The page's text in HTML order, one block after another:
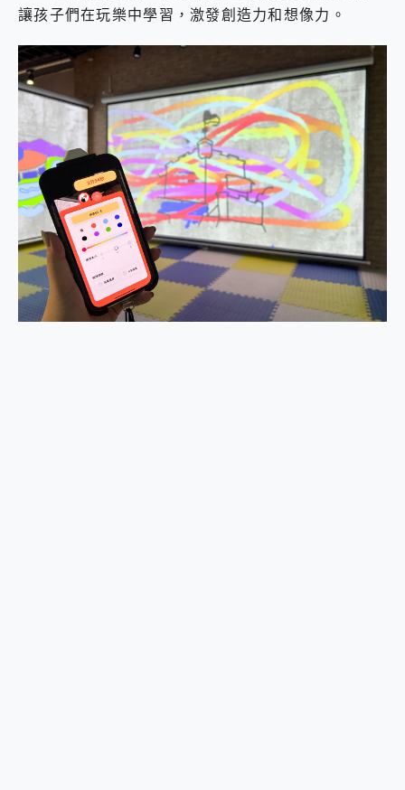
EaseUS Vocal Remover 免費線上去聲器一鍵去除人聲 人聲 音樂分離 2024 消除人聲推薦
Locawhere AnyTo 寶可夢飛人 AnyTo 不出門也可以飛遍全世界
97.3% 恢復率，資料救援就是這麼簡單 EaseUS Data Recovery Wizard Free 18.0.0 業界最好的資料救援軟體
磁碟系統大風吹 有了 磁碟管理程式 EaseUS Partition Master 就是這麼簡單
全新 SONY Xperia 1 VI 開箱! 相機實測! 長焦覆蓋更遠更清晰、2日長續航、頂尖影音娛樂效能~
Xiaomi 14 Ultra 開箱 評測~ 有深度的 Leica 影像旗艦手機! 加碼小旗艦 Xiaomi 14 開箱 評測
vivo TWS 3e 真無線藍牙耳機智慧降噪升級、音質明亮溫潤，並支援雙設備連接~
MSI Claw 掌機專屬配件包 來囉 完美保護 MSI Claw A1M-026TW 電競掌機
人像旗艦 vivo V30 系列 開箱 評測! 首搭蔡司光學鏡頭、攝影棚級柔光環、拍攝功能最好玩的美拍神機 vivo V30 Pro
多個願望一次滿足 超強散熱 微星 MSI Claw A1M-026TW 電競掌機 開箱 評測
一吸完美對位 擁有超強吸力與超好用的隱磁支架 O-ONE MAG 最會吸的行動電源 開箱 評測
OPPO 哈蘇 300mm 專業增距鏡實測：Find X9 Ultra 光學長焦隨手拍，紀錄生活就是這麼簡單
Motorola edge 70 pro 及 moto g37 power上市，登錄在送飛利浦氣炸鍋
ASUS Pad 全面應援 Me Time，加碼愛奇藝黃金雙周卡體驗，專案價最低 NT$0 起
讓孩子們在玩樂中學習，激發創造力和想像力。